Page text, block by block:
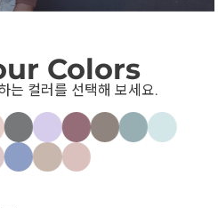
Colors
는 컬러를 선택해 보세요.